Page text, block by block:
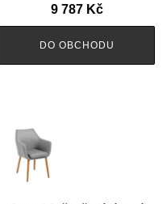
9 787 Kč
DO OBCHODU